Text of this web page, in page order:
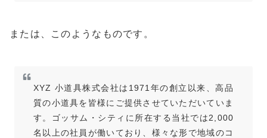
または、このようなものです。
XYZ 小道具株式会社は1971年の創立以来、高品
質の小道具を皆様にご提供させていただいていま
す。ゴッサム・シティに所在する当社では2,000
名以上の社員が働いており、様々な形で地域のコ